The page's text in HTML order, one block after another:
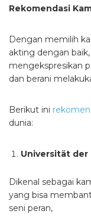
Rekomendasi
Dengan memilih
akting dengan
mengekspresikan
dan berani
Berikut ini
dunia:
Universität der
Dikenal sebagai
yang bisa
seni peran,